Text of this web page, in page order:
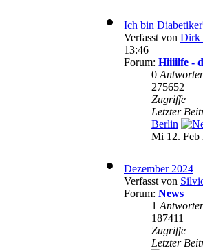
Ich bin
Verfasst von Dirk
13:46
Forum: Hiiiilfe -
0
275652
Zugriffe
Letzter
Berlin
Mi 12. Feb
Dezember 2024
Verfasst von
Forum: News
1
187411
Zugriffe
Letzter